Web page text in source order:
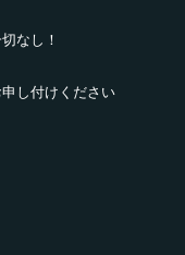
なし！
し付けください